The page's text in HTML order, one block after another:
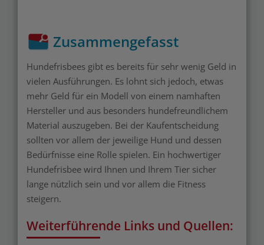
Zusammengefasst
Hundefrisbees gibt es bereits für sehr wenig Geld in
vielen Ausführungen. Es lohnt sich jedoch, etwas
mehr Geld für ein Modell von einem namhaften
Hersteller und aus besonders hundefreundlichem
Material auszugeben. Bei der Kaufentscheidung
sollten vor allem der jeweilige Hund und dessen
Bedürfnisse eine Rolle spielen. Ein hochwertiger
Hundefrisbee wird Ihnen und Ihrem Tier sicher
lange nützlich sein und vor allem die Fitness
steigern.
Weiterführende Links und Quellen: